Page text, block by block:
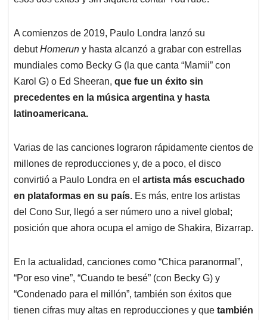
A comienzos de 2019, Paulo Londra lanzó su
debutHomerun y hasta alcanzó a grabar con estrellas
mundiales como Becky G (la que canta “Mamii” con
Karol G) o Ed Sheeran, que fue un éxito sin
precedentes en la música argentina y hasta
latinoamericana.
Varias de las canciones lograron rápidamente cientos de
millones de reproducciones y, de a poco, el disco
convirtió a Paulo Londra en el artista más escuchado
en plataformas en su país. Es más, entre los artistas
del Cono Sur, llegó a ser número uno a nivel global;
posición que ahora ocupa el amigo de Shakira, Bizarrap.
En la actualidad, canciones como “Chica paranormal”,
“Por eso vine”, “Cuando te besé” (con Becky G) y
“Condenado para el millón”, también son éxitos que
tienen cifras muy altas en reproducciones y que también